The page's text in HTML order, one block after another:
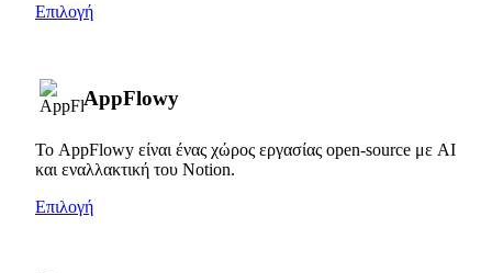
Επιλογή
AppFlowy
Το AppFlowy είναι ένας χώρος εργασίας open-source με AI
και εναλλακτική του Notion.
Επιλογή